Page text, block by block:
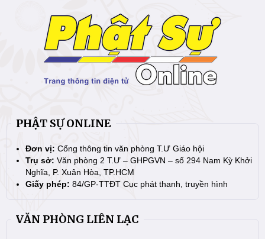
PHẬT SỰ ONLINE
Đơn vị: Cổng thông tin văn phòng T.Ư Giáo hội
Trụ sở: Văn phòng 2 T.Ư – GHPGVN – số 294 Nam Kỳ Khởi
Nghĩa, P. Xuân Hòa, TP.HCM
Giấy phép: 84/GP-TTĐT Cục phát thanh, truyền hình
VĂN PHÒNG LIÊN LẠC